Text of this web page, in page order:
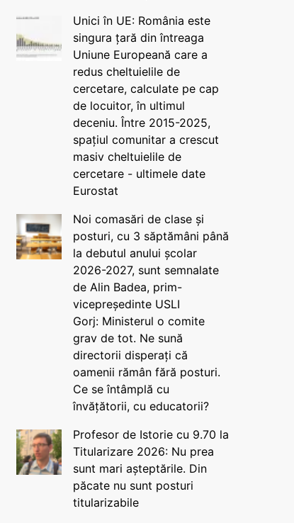
Unici în UE: România este
singura țară din întreaga
Uniune Europeană care a
redus cheltuielile de
cercetare, calculate pe cap
de locuitor, în ultimul
deceniu. Între 2015-2025,
spațiul comunitar a crescut
masiv cheltuielile de
cercetare - ultimele date
Eurostat
Noi comasări de clase și
posturi, cu 3 săptămâni până
la debutul anului școlar
2026-2027, sunt semnalate
de Alin Badea, prim-
vicepreședinte USLI
Gorj: Ministerul o comite
grav de tot. Ne sună
directorii disperați că
oamenii rămân fără posturi.
Ce se întâmplă cu
învățătorii, cu educatorii?
Profesor de Istorie cu 9.70 la
Titularizare 2026: Nu prea
sunt mari așteptările. Din
păcate nu sunt posturi
titularizabile